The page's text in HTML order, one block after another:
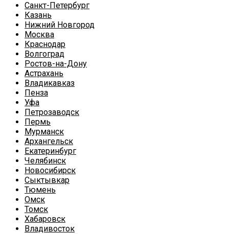
Санкт-Петербург
Казань
Нижний Новгород
Москва
Краснодар
Волгоград
Ростов-на-Дону
Астрахань
Владикавказ
Пенза
Уфа
Петрозаводск
Пермь
Мурманск
Архангельск
Екатеринбург
Челябинск
Новосибирск
Сыктывкар
Тюмень
Омск
Томск
Хабаровск
Владивосток